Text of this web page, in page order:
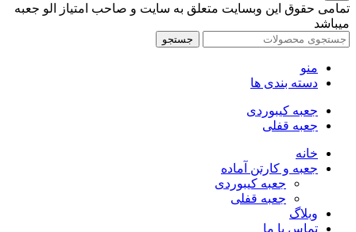
تمامی حقوق این وبسایت متعلق به سایت و صاحب امتیاز الو جعبه
میباشد
جستجو
منو
دسته بندی ها
جعبه کیبوردی
جعبه قفلی
خانه
جعبه و کارتن آماده
جعبه کیبوردی
جعبه قفلی
وبلاگ
تماس با ما